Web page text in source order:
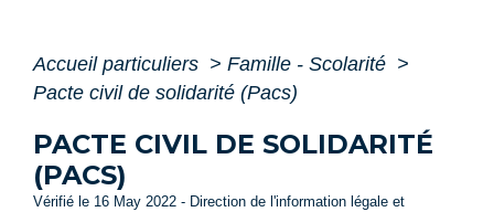
Accueil particuliers > Famille - Scolarité >
Pacte civil de solidarité (Pacs)
PACTE CIVIL DE SOLIDARITÉ
(PACS)
Vérifié le 16 May 2022 - Direction de l'information légale et